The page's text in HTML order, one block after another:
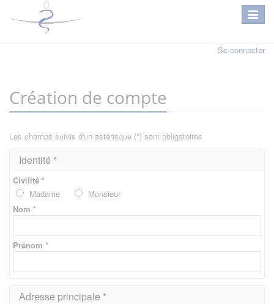
Se connecter
Création de compte
Les champs suivis d'un astérisque (*) sont obligatoires
Identité *
Civilité *
Madame
Monsieur
Nom *
Prénom *
Adresse principale *